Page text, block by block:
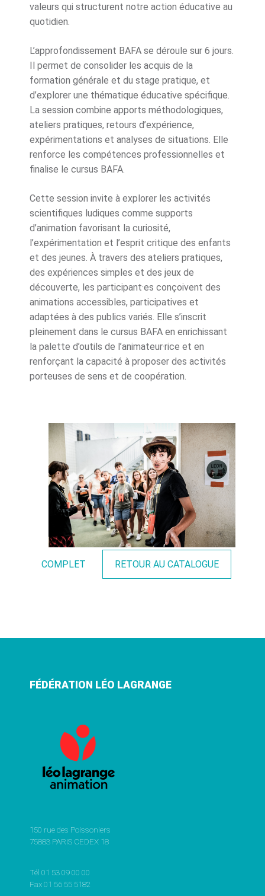
valeurs qui structurent notre action éducative au
quotidien.
L’approfondissement BAFA se déroule sur 6 jours.
Il permet de consolider les acquis de la
formation générale et du stage pratique, et
d’explorer une thématique éducative spécifique.
La session combine apports méthodologiques,
ateliers pratiques, retours d’expérience,
expérimentations et analyses de situations. Elle
renforce les compétences professionnelles et
finalise le cursus BAFA.
Cette session invite à explorer les activités
scientifiques ludiques comme supports
d’animation favorisant la curiosité,
l’expérimentation et l’esprit critique des enfants
et des jeunes. À travers des ateliers pratiques,
des expériences simples et des jeux de
découverte, les participant·es conçoivent des
animations accessibles, participatives et
adaptées à des publics variés. Elle s’inscrit
pleinement dans le cursus BAFA en enrichissant
la palette d’outils de l’animateur·rice et en
renforçant la capacité à proposer des activités
porteuses de sens et de coopération.
COMPLET RETOUR AU CATALOGUE
FÉDÉRATION LÉO LAGRANGE
150 rue des Poissoniers
75883 PARIS CEDEX 18
Tél 01 53 09 00 00
Fax 01 56 55 5182